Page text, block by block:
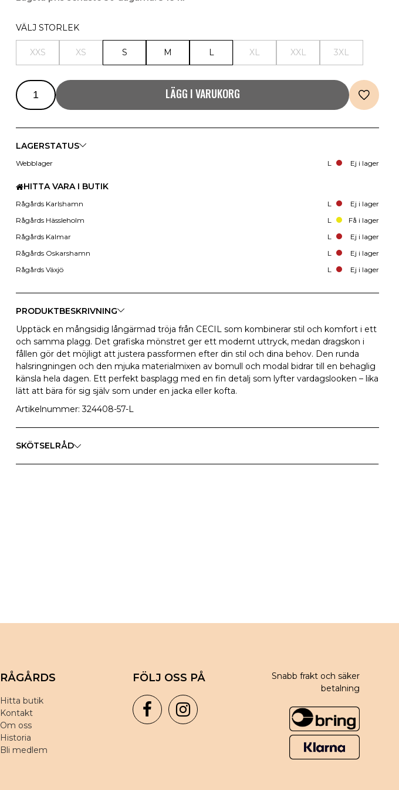
VÄLJ STORLEK
XXS XS S M L XL XXL 3XL
LÄGG I VARUKORG
LAGERSTATUS
Webblager L Ej i lager
HITTA VARA I BUTIK
Rågårds Karlshamn L
Ej i lager
Rågårds Hässleholm
L
Få i lager
Rågårds Kalmar
L
Ej i lager
Rågårds Oskarshamn
L
Ej i lager
Rågårds Växjö
L Ej i lager
PRODUKTBESKRIVNING
Upptäck en mångsidig långärmad tröja från CECIL som kombinerar stil och komfort i ett
och samma plagg. Det grafiska mönstret ger ett modernt uttryck, medan dragskon i
fållen gör det möjligt att justera passformen efter din stil och dina behov. Den runda
halsringningen och den mjuka materialmixen av bomull och modal bidrar till en behaglig
känsla hela dagen. Ett perfekt basplagg med en fin detalj som lyfter vardagslooken – lika
lätt att bära för sig själv som under en jacka eller kofta.
Artikelnummer: 324408-57-L
SKÖTSELRÅD
RÅGÅRDS
Hitta butik
Kontakt
Om oss
Historia
Bli medlem
FÖLJ OSS PÅ
Snabb frakt och säker
betalning